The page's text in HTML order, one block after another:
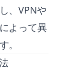
、VPNや
よって異
。